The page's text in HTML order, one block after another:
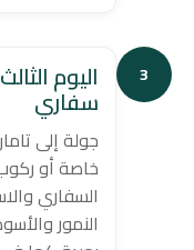
3 اليوم
سفاري
جولة إلى
خاصة أو
السفاري
النمور